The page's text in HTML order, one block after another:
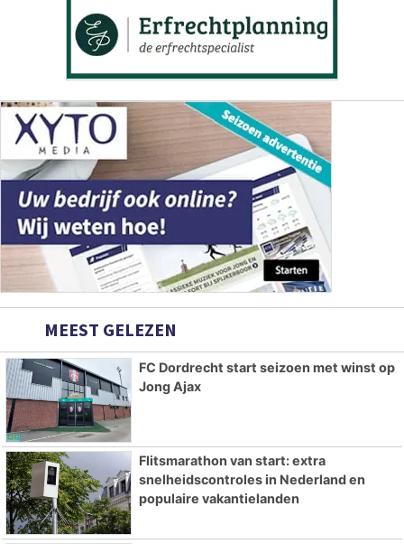
MEEST GELEZEN
FC Dordrecht start seizoen met winst op
Jong Ajax
Flitsmarathon van start: extra
snelheidscontroles in Nederland en
populaire vakantielanden